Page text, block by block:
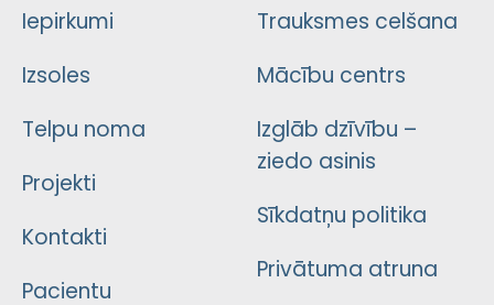
Iepirkumi
Izsoles
Telpu noma
Projekti
Kontakti
Pacientu
Trauksmes celšana
Mācību centrs
Izglāb dzīvību –
ziedo asinis
Sīkdatņu politika
Privātuma atruna